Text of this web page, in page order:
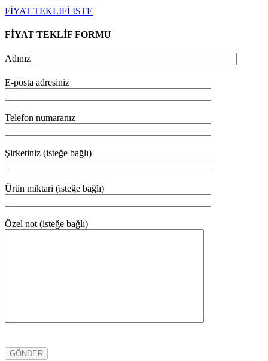
FİYAT TEKLİFİ İSTE
FİYAT TEKLİF FORMU
Adınız
E-posta adresiniz
Telefon numaranız
Şirketiniz (isteğe bağlı)
Ürün miktari (isteğe bağlı)
Özel not (isteğe bağlı)